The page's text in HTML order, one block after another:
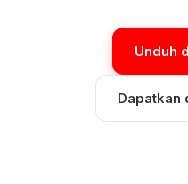
Unduh
Dapatkan